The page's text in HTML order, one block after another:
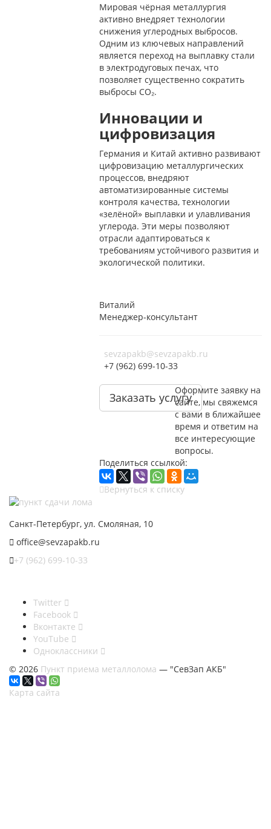
Мировая чёрная металлургия
активно внедряет технологии
снижения углеродных выбросов.
Одним из ключевых направлений
является переход на выплавку стали
в электродуговых печах, что
позволяет существенно сократить
выбросы CO₂.
Инновации и
цифровизация
Германия и Китай активно развивают
цифровизацию металлургических
процессов, внедряют
автоматизированные системы
контроля качества, технологии
«зелёной» выплавки и улавливания
углерода. Эти меры позволяют
отрасли адаптироваться к
требованиям устойчивого развития и
экологической политики.
Виталий
Менеджер-консультант
sevzapakb@sevzapakb.ru
+7 (962) 699-10-33
Заказать услугу
Оформите заявку на
сайте, мы свяжемся
с вами в ближайшее
время и ответим на
все интересующие
вопросы.
Поделиться ссылкой:
Вернуться к списку
Санкт-Петербург, ул. Смоляная, 10
office@sevzapakb.ru
+7 (962) 699-10-33
Twitter
Facebook
Вконтакте
YouTube
Одноклассники
© 2026 Пункт приема металлолома — "СевЗап АКБ"
Карта сайта